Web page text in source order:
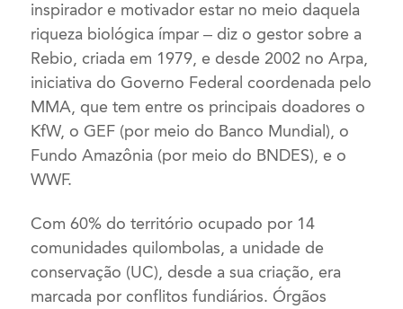
inspirador e motivador estar no meio daquela
riqueza biológica ímpar – diz o gestor sobre a
Rebio, criada em 1979, e desde 2002 no Arpa,
iniciativa do Governo Federal coordenada pelo
MMA, que tem entre os principais doadores o
KfW, o GEF (por meio do Banco Mundial), o
Fundo Amazônia (por meio do BNDES), e o
WWF.
Com 60% do território ocupado por 14
comunidades quilombolas, a unidade de
conservação (UC), desde a sua criação, era
marcada por conflitos fundiários. Órgãos